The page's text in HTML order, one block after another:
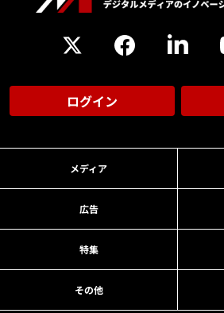
ログイン
メディア
広告
特集
その他